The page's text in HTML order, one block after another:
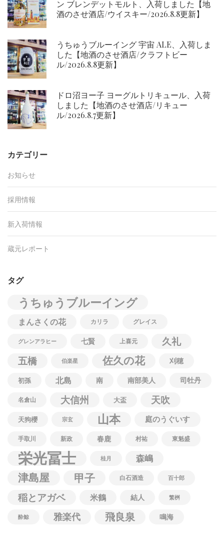
ン ブレンデットモルト、入荷しました【地
酒のさせ酒店/ウイスキー/2026.8.8更新】
うちゅうブルーイング 宇宙 ALE、入荷しま
した【地酒のさせ酒店/クラフトビー
ル/2026.8.8更新】
ドロ沼ヨー子 ヨーグルトリキュール、入荷
しました【地酒のさせ酒店/リキュー
ル/2026.8.7更新】
カテゴリー
お知らせ
採用情報
新入荷情報
蔵元レポート
タグ
うちゅうブルーイング
まんさくの花 カリラ グレイス
グレンアラヒー 七賢 上喜元
久礼
五橋
伯楽星 佐久の花 刈穂
初孫 北島 南 南部美人 司牡丹
名倉山 大信州 大盃 天吹
天狗櫻 宗玄 山本 庭のうぐいす
手取川 新政 春鹿 村祐 東魁盛
栄光冨士 桂月 森嶋
津島屋 甲子 白石酒造 百十郎
稲とアガベ 米鶴 結人 繁桝
酔鯨 雅楽代 飛良泉 鳴海